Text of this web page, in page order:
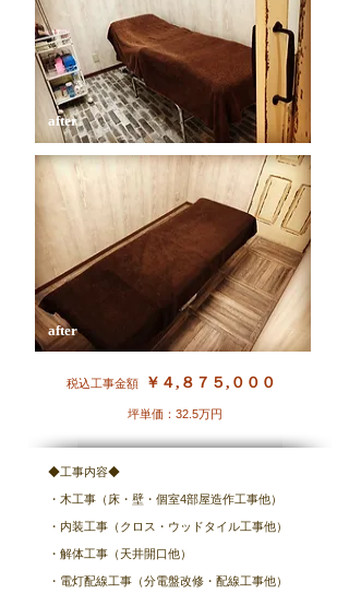
​after
​after
税込工事金額 ￥４,８７５,０００
​坪単価：32.5万円
◆工事内容◆
・木工事（床・壁・個室4部屋造作工事他）
・内装工事（クロス・ウッドタイル工事他）
・解体工事（天井開口他）
・電灯配線工事（分電盤改修・配線工事他）